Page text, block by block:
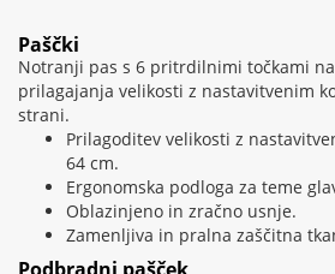
Paščki
Notranji pas s 6 pritrdilnimi točkami
prilagajanja velikosti z nastavitvenim
strani.
Prilagoditev velikosti z
64 cm.
Ergonomska podloga za teme
Oblazinjeno in zračno usnje.
Zamenljiva in pralna zaščitna